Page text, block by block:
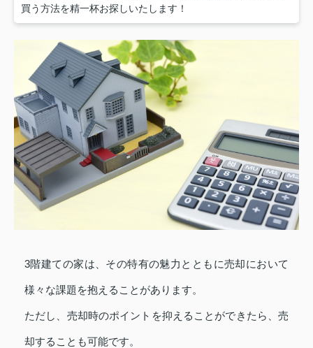
買う方法を精一杯お探しいたします！
3階建ての家は、その特有の魅力とともに売却において
様々な課題を抱えることがあります。
ただし、売却時のポイントを抑えることができたら、売
却することも可能です。